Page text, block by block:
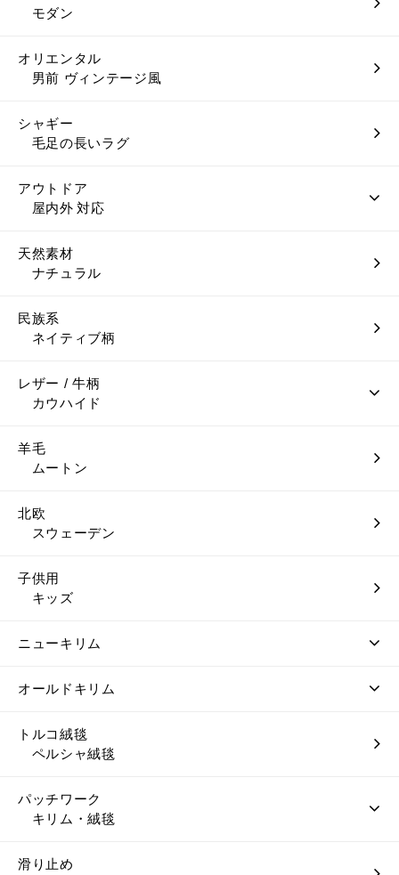
モダン
オリエンタル
男前 ヴィンテージ風
シャギー
毛足の長いラグ
アウトドア
屋内外 対応
天然素材
ナチュラル
民族系
ネイティブ柄
レザー / 牛柄
カウハイド
羊毛
ムートン
北欧
スウェーデン
子供用
キッズ
ニューキリム
オールドキリム
トルコ絨毯
ペルシャ絨毯
パッチワーク
キリム・絨毯
滑り止め